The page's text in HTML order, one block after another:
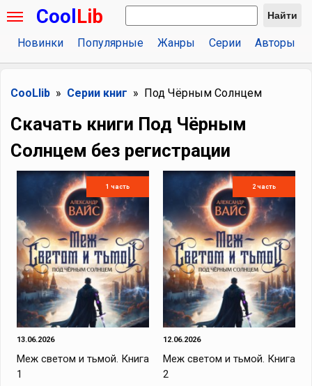
Cool Lib Найти
Новинки Популярные Жанры Серии Авторы
CooLlib Серии книг Под Чёрным Солнцем
Скачать книги Под Чёрным
Солнцем без регистрации
1 часть
13.06.2026
Меж светом и тьмой. Книга
1
2 часть
12.06.2026
Меж светом и тьмой. Книга
2